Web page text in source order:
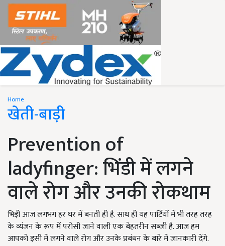
Home
खेती-बाड़ी
Prevention of
ladyfinger: भिंडी में लगने
वाले रोग और उनकी रोकथाम
भिड़ी आज लगभग हर घर में बनती ही है. साथ ही यह पार्टियों में भी तरह तरह
के व्यंजन के रूप में परोसी जाने वाली एक बेहतरीन सब्जी है. आज हम
आपको इसी में लगने वाले रोग और उनके प्रबंधन के बारे में जानकारी देंगे.